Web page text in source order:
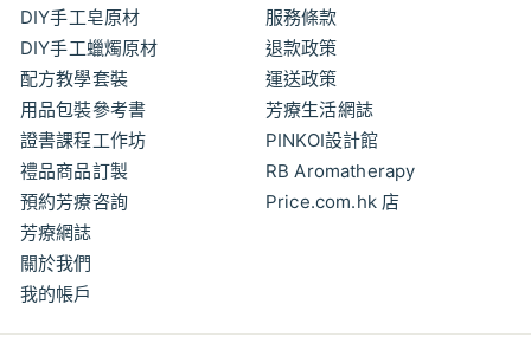
DIY手工皂原材
DIY手工蠟燭原材
配方教學套裝
用品包裝參考書
證書課程工作坊
禮品商品訂製
預約芳療咨詢
芳療網誌
關於我們
我的帳戶
服務條款
退款政策
運送政策
芳療生活網誌
PINKOI設計館
RB Aromatherapy
Price.com.hk 店